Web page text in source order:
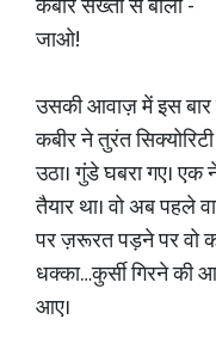
कबीर सख्ती से बोला -
जाओ!
उसकी आवाज़ में इस बार
कबीर ने तुरंत
उठा। गुंडे घबरा गए।
तैयार था। वो अब पहले
पर ज़रूरत पड़ने पर वो
धक्का…कुर्सी गिरने की
आए।